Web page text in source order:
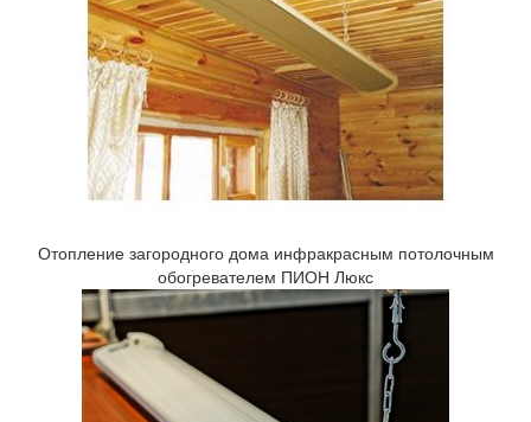
Отопление загородного дома инфракрасным потолочным
обогревателем ПИОН Люкс